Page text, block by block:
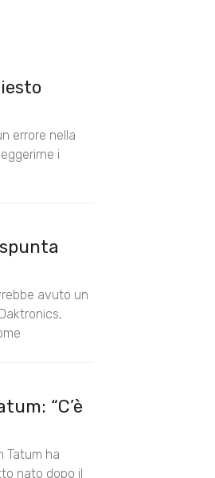
errore nella
i
avuto un
“C’è
Tatum ha
nato dopo il